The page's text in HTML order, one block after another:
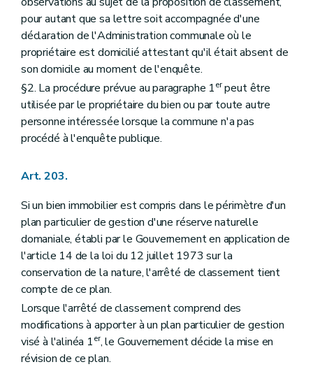
pour autant que sa lettre soit accompagnée d'une
déclaration de l'Administration communale où le
propriétaire est domicilié attestant qu'il était absent de
son domicile au moment de l'enquête.
§2. La procédure prévue au paragraphe 1erpeut être
utilisée par le propriétaire du bien ou par toute autre
personne intéressée lorsque la commune n'a pas
procédé à l'enquête publique.
Art. 203.
Si un bien immobilier est compris dans le périmètre d'un
plan particulier de gestion d'une réserve naturelle
domaniale, établi par le Gouvernement en application de
l'article 14 de la loi du 12 juillet 1973 sur la
conservation de la nature, l'arrêté de classement tient
compte de ce plan.
Lorsque l'arrêté de classement comprend des
modifications à apporter à un plan particulier de gestion
visé à l'alinéa 1er, le Gouvernement décide la mise en
révision de ce plan.